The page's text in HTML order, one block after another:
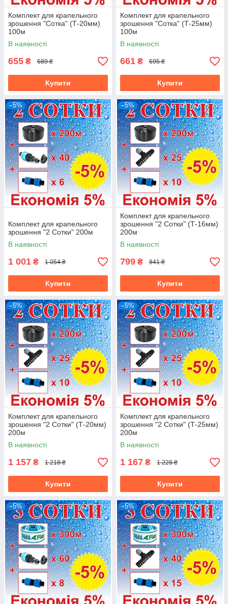
Комплект для крапельного
зрошення "Сотка" (Т-20мм)
100м
В наявності
655 ₴ 689 ₴
Купити
Комплект для крапельного
зрошення "Сотка" (Т-25мм)
100м
В наявності
661 ₴ 695 ₴
Купити
–5%
Комплект для крапельного
зрошення "2 Сотки" 200м
В наявності
1 001 ₴ 1 054 ₴
Купити
–5%
Комплект для крапельного
зрошення "2 Сотки" (Т-16мм)
200м
В наявності
799 ₴ 841 ₴
Купити
–5%
Комплект для крапельного
зрошення "2 Сотки" (Т-20мм)
200м
В наявності
1 157 ₴ 1 218 ₴
Купити
–5%
Комплект для крапельного
зрошення "2 Сотки" (Т-25мм)
200м
В наявності
1 167 ₴ 1 228 ₴
Купити
–5% –5%